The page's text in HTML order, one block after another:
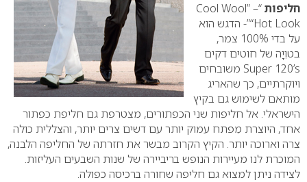
חליפות “Cool Wool” –
“Hot Look”- הדגש הוא
על בדי 100% צמר,
בטוִיָה של חוטים דקים
Super 120’s משובחים
ויוקרתיים, כך שהאריג
מותאם לשימוש גם בקיץ
הישראלי. אל חליפות שני הכפתורים, מצטרפת גם חליפת כפתור
אחד, היוצרת מִפתח עמוק יותר עם דשים צרים יותר, והצללית כולה
צרה וארוכה יותר. הקיץ הקרוב מבשר את חזרתה של החליפה הלבנה,
המוכרת לנו מעיירות הנופש בריביירה של שנות השבעים העליזות.
לצידה ניתן למצוא גם חליפה שחורה ברכיסה כפולה.